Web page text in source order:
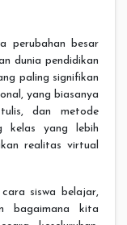
perubahan besar
dunia pendidikan
paling signifikan
yang biasanya
dan metode
kelas yang lebih
realitas virtual
siswa belajar,
bagaimana kita